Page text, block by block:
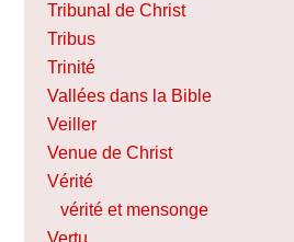
Tribunal de Christ
Tribus
Trinité
Vallées dans la Bible
Veiller
Venue de Christ
Vérité
vérité et mensonge
Vertu